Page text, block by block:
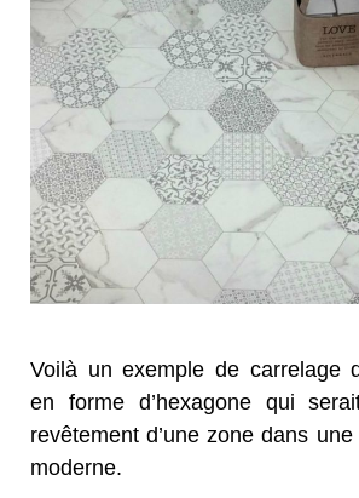
Voilà un exemple de carrelage
en forme d’hexagone qui
revêtement d’une zone dans
moderne.